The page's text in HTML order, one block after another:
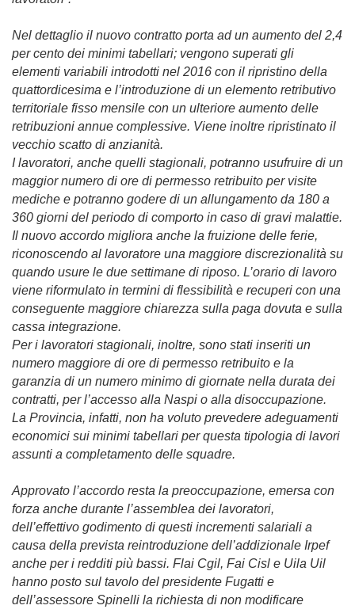
Nel dettaglio il nuovo contratto porta ad un aumento del 2,4
per cento dei minimi tabellari; vengono superati gli
elementi variabili introdotti nel 2016 con il ripristino della
quattordicesima e l’introduzione di un elemento retributivo
territoriale fisso mensile con un ulteriore aumento delle
retribuzioni annue complessive. Viene inoltre ripristinato il
vecchio scatto di anzianità.
I lavoratori, anche quelli stagionali, potranno usufruire di un
maggior numero di ore di permesso retribuito per visite
mediche e potranno godere di un allungamento da 180 a
360 giorni del periodo di comporto in caso di gravi malattie.
Il nuovo accordo migliora anche la fruizione delle ferie,
riconoscendo al lavoratore una maggiore discrezionalità su
quando usure le due settimane di riposo. L’orario di lavoro
viene riformulato in termini di flessibilità e recuperi con una
conseguente maggiore chiarezza sulla paga dovuta e sulla
cassa integrazione.
Per i lavoratori stagionali, inoltre, sono stati inseriti un
numero maggiore di ore di permesso retribuito e la
garanzia di un numero minimo di giornate nella durata dei
contratti, per l’accesso alla Naspi o alla disoccupazione.
La Provincia, infatti, non ha voluto prevedere adeguamenti
economici sui minimi tabellari per questa tipologia di lavori
assunti a completamento delle squadre.
Approvato l’accordo resta la preoccupazione, emersa con
forza anche durante l’assemblea dei lavoratori,
dell’effettivo godimento di questi incrementi salariali a
causa della prevista reintroduzione dell’addizionale Irpef
anche per i redditi più bassi. Flai Cgil, Fai Cisl e Uila Uil
hanno posto sul tavolo del presidente Fugatti e
dell’assessore Spinelli la richiesta di non modificare